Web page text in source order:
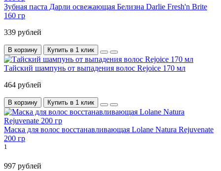
Зубная паста Дарли освежающая Белизна Darlie Fresh'n Brite
160 гр
339 рублей
В корзину Купить в 1 клик
Тайский шампунь от выпадения волос Rejoice 170 мл
464 рублей
В корзину Купить в 1 клик
Маска для волос восстанавливающая Lolane Natura Rejuvenate
200 гр
1
997 рублей